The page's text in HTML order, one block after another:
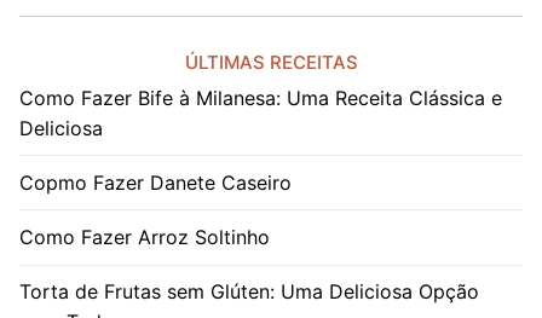
ÚLTIMAS RECEITAS
Como Fazer Bife à Milanesa: Uma Receita Clássica e
Deliciosa
Copmo Fazer Danete Caseiro
Como Fazer Arroz Soltinho
Torta de Frutas sem Glúten: Uma Deliciosa Opção